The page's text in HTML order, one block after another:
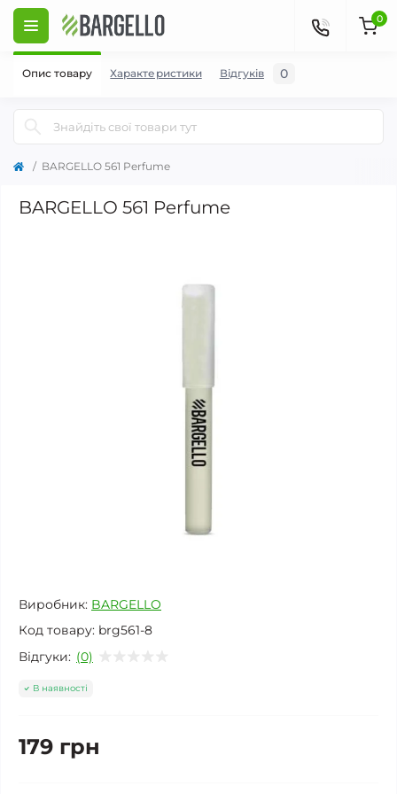
0
BARGELLO 561 Perfume
BARGELLO 561 Perfume
Виробник: BARGELLO
Код товару: brg561-8
Відгуки: (0)
В наявності
179 грн
Опис товару Характеристики Відгуків 0